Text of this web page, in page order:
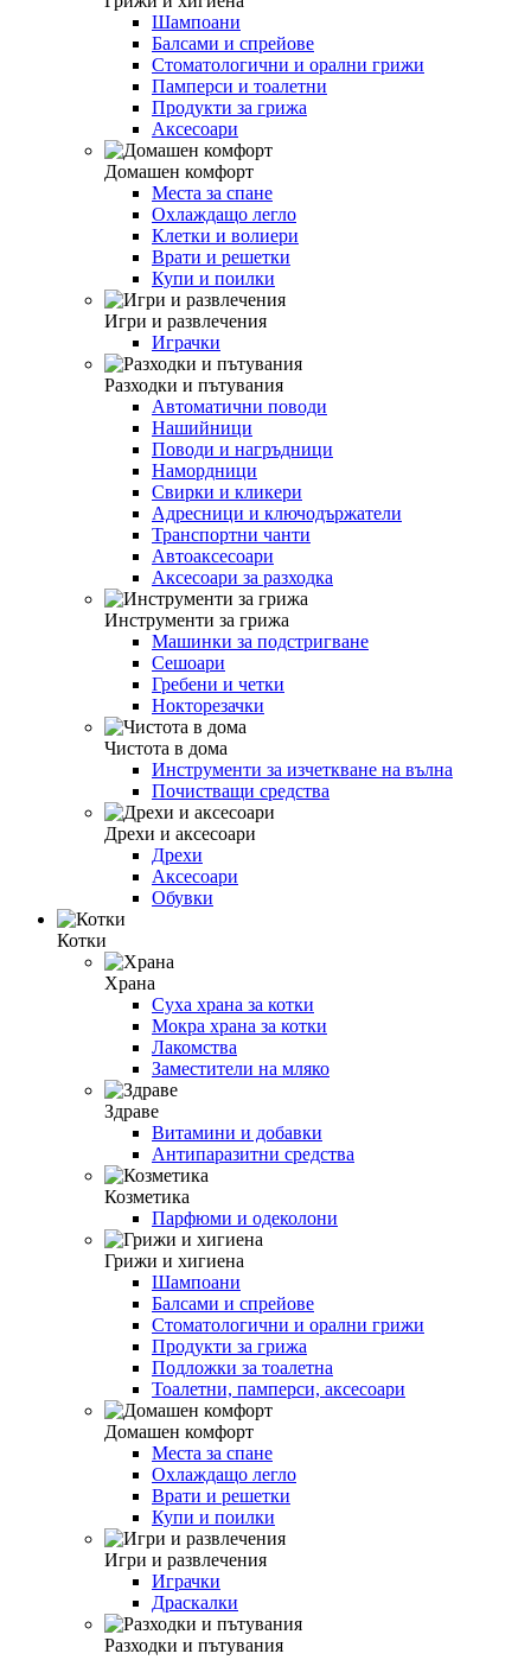
Шампоани
Балсами и спрейове
Стоматологични и орални грижи
Памперси и тоалетни
Продукти за грижа
Аксесоари
Домашен комфорт
Места за спане
Охлаждащо легло
Клетки и волиери
Врати и решетки
Купи и поилки
Игри и развлечения
Играчки
Разходки и пътувания
Автоматични поводи
Нашийници
Поводи и нагръдници
Намордници
Свирки и кликери
Адресници и ключодържатели
Транспортни чанти
Автоаксесоари
Аксесоари за разходка
Инструменти за грижа
Машинки за подстригване
Сешоари
Гребени и четки
Нокторезачки
Чистота в дома
Инструменти за изчеткване на вълна
Почистващи средства
Дрехи и аксесоари
Дрехи
Аксесоари
Обувки
Котки
Храна
Суха храна за котки
Мокра храна за котки
Лакомства
Заместители на мляко
Здраве
Витамини и добавки
Антипаразитни средства
Козметика
Парфюми и одеколони
Грижи и хигиена
Шампоани
Балсами и спрейове
Стоматологични и орални грижи
Продукти за грижа
Подложки за тоалетна
Тоалетни, памперси, аксесоари
Домашен комфорт
Места за спане
Охлаждащо легло
Врати и решетки
Купи и поилки
Игри и развлечения
Играчки
Драскалки
Разходки и пътувания